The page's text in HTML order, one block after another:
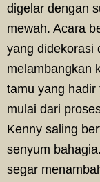
digelar dengan
mewah. Acara
yang didekorasi
melambangkan
tamu yang hadir
mulai dari
Kenny saling
senyum
segar